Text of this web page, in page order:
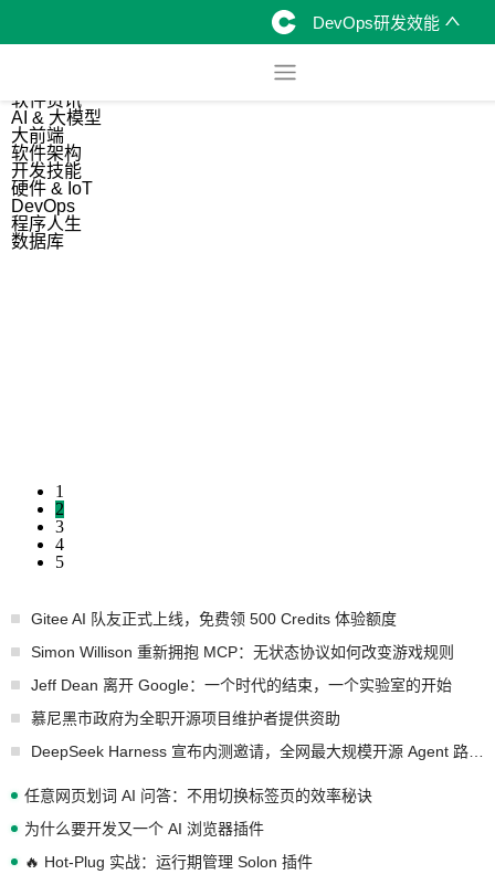
DevOps研发效能
软件资讯
AI & 大模型
大前端
软件架构
开发技能
硬件 & IoT
DevOps
程序人生
数据库
1
2
3
4
5
Gitee AI 队友正式上线，免费领 500 Credits 体验额度
Simon Willison 重新拥抱 MCP：无状态协议如何改变游戏规则
Jeff Dean 离开 Google：一个时代的结束，一个实验室的开始
慕尼黑市政府为全职开源项目维护者提供资助
任意网页划词 AI 问答：不用切换标签页的效率秘诀
为什么要开发又一个 AI 浏览器插件
🔥 Hot-Plug 实战：运行期管理 Solon 插件